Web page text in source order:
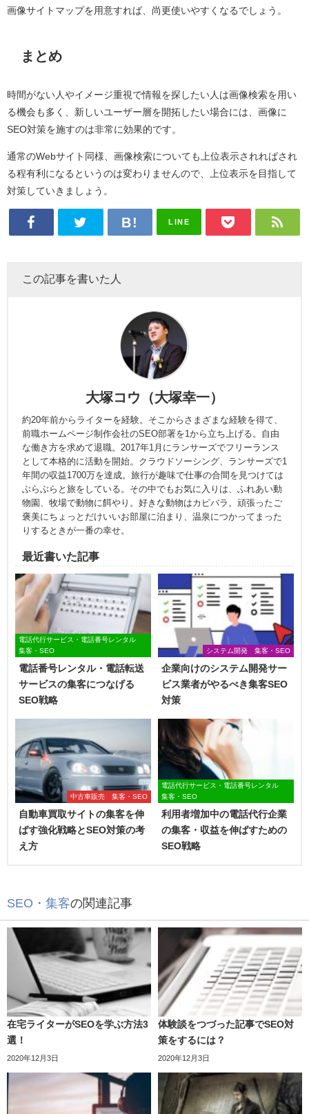
画像サイトマップを用意すれば、尚更使いやすくなるでしょう。
まとめ
時間がない人やイメージ重視で情報を探したい人は画像検索を用い
る機会も多く、新しいユーザー層を開拓したい場合には、画像に
SEO対策を施すのは非常に効果的です。
通常のWebサイト同様、画像検索についても上位表示されればされ
る程有利になるというのは変わりませんので、上位表示を目指して
対策していきましょう。
LINE
この記事を書いた人
大塚コウ（大塚幸一）
約20年前からライターを経験。そこからさまざまな経験を得て、
前職ホームページ制作会社のSEO部署を1から立ち上げる。自由
な働き方を求めて退職。2017年1月にランサーズでフリーランス
として本格的に活動を開始。クラウドソーシング、ランサーズで1
年間の収益1700万を達成。旅行が趣味で仕事の合間を見つけては
ぶらぶらと旅をしている。その中でもお気に入りは、ふれあい動
物園、牧場で動物に餌やり。好きな動物はカピバラ。頑張ったご
褒美にちょっとだけいいお部屋に泊まり、温泉につかってまった
りするときが一番の幸せ。
最近書いた記事
電話代行サービス・電話番号レンタル
集客・SEO
電話番号レンタル・電話転送
サービスの集客につなげる
SEO戦略
システム開発 集客・SEO
企業向けのシステム開発サー
ビス業者がやるべき集客SEO
対策
中古車販売 集客・SEO
自動車買取サイトの集客を伸
ばす強化戦略とSEO対策の考
え方
電話代行サービス・電話番号レンタル
集客・SEO
利用者増加中の電話代行企業
の集客・収益を伸ばすための
SEO戦略
SEO・集客の関連記事
在宅ライターがSEOを学ぶ方法3
選！
2020年12月3日
体験談をつづった記事でSEO対
策をするには？
2020年12月3日